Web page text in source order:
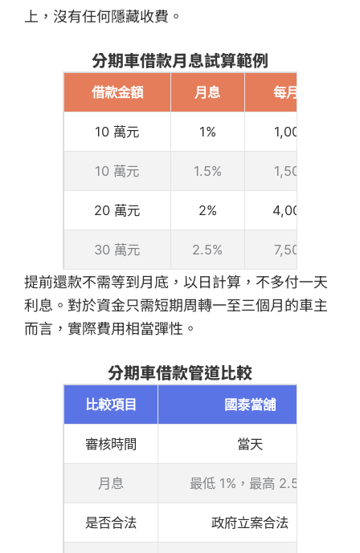
上，沒有任何隱藏收費。
分期車借款月息試算範例
借款金額 月息 每月利息
10 萬元 1% 1,000 元
10 萬元 1.5% 1,500 元
20 萬元 2% 4,000 元
30 萬元 2.5% 7,500 元
提前還款不需等到月底，以日計算，不多付一天
利息。對於資金只需短期周轉一至三個月的車主
而言，實際費用相當彈性。
分期車借款管道比較
比較項目 國泰當舖
審核時間 當天
月息 最低 1%，最高 2.5%
是否合法 政府立案合法